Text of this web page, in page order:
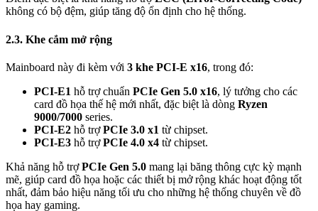
không có bộ đệm, giúp tăng độ ổn định cho hệ thống.
2.3. Khe cắm mở rộng
Mainboard này đi kèm với 3 khe PCI-E x16, trong đó:
PCI-E1 hỗ trợ chuẩn PCIe Gen 5.0 x16, lý tưởng cho các
card đồ họa thế hệ mới nhất, đặc biệt là dòng Ryzen
9000/7000 series.
PCI-E2 hỗ trợPCIe 3.0 x1 từ chipset.
PCI-E3 hỗ trợPCIe 4.0 x4 từ chipset.
Khả năng hỗ trợPCIe Gen 5.0 mang lại băng thông cực kỳ mạnh
mẽ, giúp card đồ họa hoặc các thiết bị mở rộng khác hoạt động tốt
nhất, đảm bảo hiệu năng tối ưu cho những hệ thống chuyên về đồ
họa hay gaming.